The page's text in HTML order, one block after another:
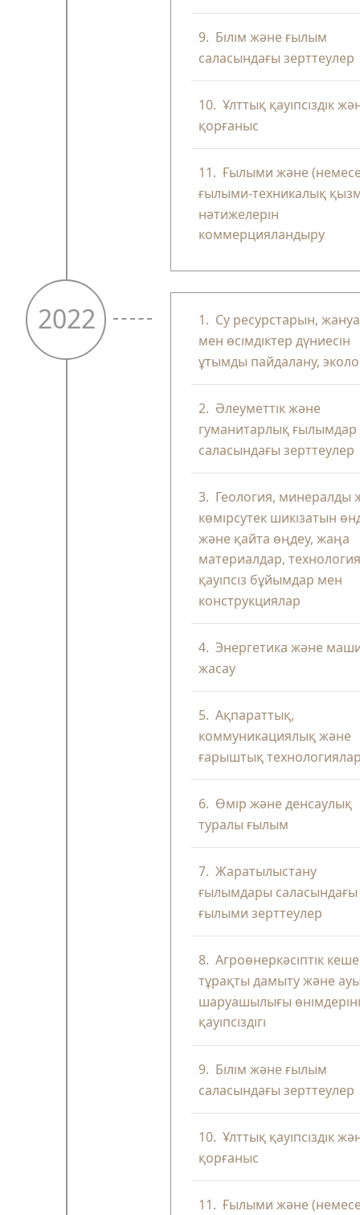
9. Білім және ғылым
саласындағы зерттеулер
10.Ұлттық қауіпсіздік
қорғаныс
11.Ғылыми және
ғылыми-техникалық
нәтижелерін
коммерцияландыру
2022 1. Су ресурстарын,
мен өсімдіктер дүниесін
ұтымды пайдалану,
2. Әлеуметтік және
гуманитарлық ғылымдар
саласындағы зерттеулер
3. Геология, минералды
көмірсутек шикізатын
және қайта өңдеу, жаңа
материалдар,
қауіпсіз бұйымдар мен
конструкциялар
4.Энергетика және
жасау
5.Ақпараттық,
коммуникациялық және
ғарыштық
6. Өмір және денсаулық
туралы ғылым
7.Жаратылыстану
ғылымдары саласындағы
ғылыми зерттеулер
8.Агроөнеркәсіптік
тұрақты дамыту және
шаруашылығы
қауіпсіздігі
9. Білім және ғылым
саласындағы зерттеулер
10.Ұлттық қауіпсіздік
қорғаныс
11.Ғылыми және